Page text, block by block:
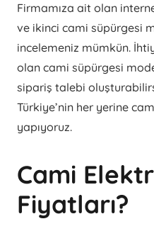
Firmamıza ait olan
ve ikinci cami süpürgesi
incelemeniz mümkün.
olan cami süpürgesi
sipariş talebi
Türkiye’nin her yerine
yapıyoruz.
Cami
Fiyatları?